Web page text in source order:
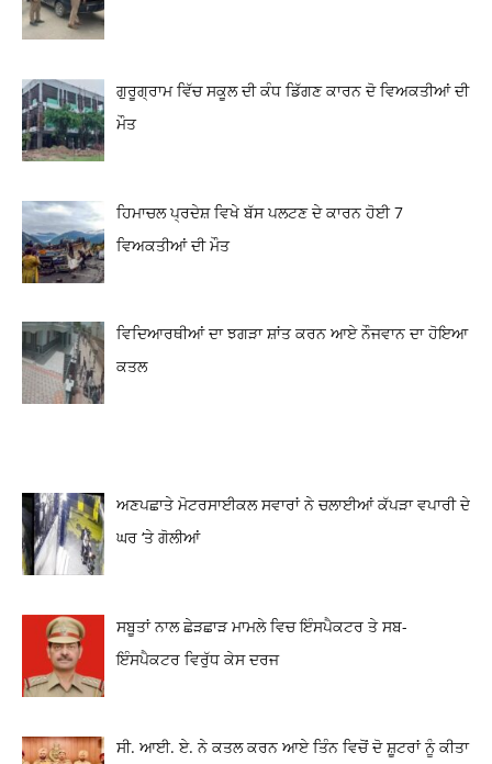
ਗੁਰੂਗ੍ਰਾਮ ਵਿੱਚ ਸਕੂਲ ਦੀ ਕੰਧ ਡਿੱਗਣ ਕਾਰਨ ਦੋ ਵਿਅਕਤੀਆਂ ਦੀ
ਮੌਤ
ਹਿਮਾਚਲ ਪ੍ਰਦੇਸ਼ ਵਿਖੇ ਬੱਸ ਪਲਟਣ ਦੇ ਕਾਰਨ ਹੋਈ 7
ਵਿਅਕਤੀਆਂ ਦੀ ਮੌਤ
ਵਿਦਿਆਰਥੀਆਂ ਦਾ ਝਗੜਾ ਸ਼ਾਂਤ ਕਰਨ ਆਏ ਨੌਜਵਾਨ ਦਾ ਹੋਇਆ
ਕਤਲ
ਅਣਪਛਾਤੇ ਮੋਟਰਸਾਈਕਲ ਸਵਾਰਾਂ ਨੇ ਚਲਾਈਆਂ ਕੱਪੜਾ ਵਪਾਰੀ ਦੇ
ਘਰ ‘ਤੇ ਗੋਲੀਆਂ
ਸਬੂਤਾਂ ਨਾਲ ਛੇੜਛਾੜ ਮਾਮਲੇ ਵਿਚ ਇੰਸਪੈਕਟਰ ਤੇ ਸਬ-
ਇੰਸਪੈਕਟਰ ਵਿਰੁੱਧ ਕੇਸ ਦਰਜ
ਸੀ. ਆਈ. ਏ. ਨੇ ਕਤਲ ਕਰਨ ਆਏ ਤਿੰਨ ਵਿਚੋਂ ਦੋ ਸ਼ੂਟਰਾਂ ਨੂੰ ਕੀਤਾ